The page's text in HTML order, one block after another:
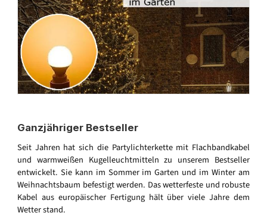
Ganzjähriger Bestseller
Seit Jahren hat sich die Partylichterkette mit Flachbandkabel
und warmweißen Kugelleuchtmitteln zu unserem Bestseller
entwickelt. Sie kann im Sommer im Garten und im Winter am
Weihnachtsbaum befestigt werden. Das wetterfeste und robuste
Kabel aus europäischer Fertigung hält über viele Jahre dem
Wetter stand.